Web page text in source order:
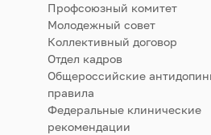
Профсоюзный комитет
Молодежный совет
Коллективный договор
Отдел кадров
Общероссийские
правила
Федеральные клинические
рекомендации